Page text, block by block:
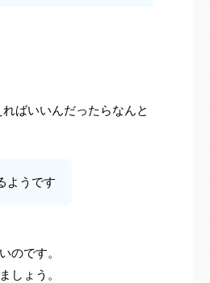
ばいいんだったらなんと
ようです
のです。
しょう。